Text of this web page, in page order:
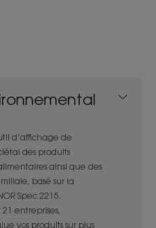
usage fréquent, ce
et assainit
et assainissant
d’affichage de
des produits
ainsi que des
basé sur la
Spec 2215.
entreprises,
vos produits sur plus